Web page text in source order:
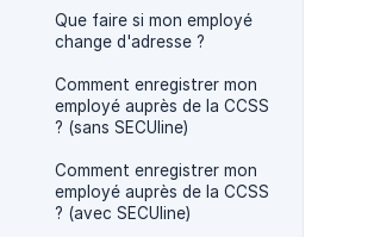
Que faire si mon employé
change d'adresse ?
Comment enregistrer mon
employé auprès de la CCSS
? (sans SECUline)
Comment enregistrer mon
employé auprès de la CCSS
? (avec SECUline)